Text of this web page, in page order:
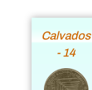
Calvados
- 14